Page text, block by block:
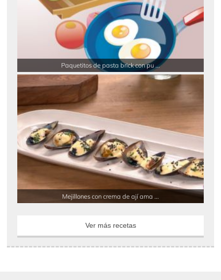
Paquetitos de pasta brick con pu ...
Mejillones con crema de ají ama ...
Ver más recetas